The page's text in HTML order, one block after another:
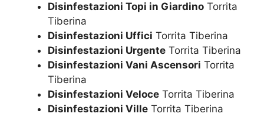
Disinfestazioni Topi in Giardino Torrita
Tiberina
Disinfestazioni Uffici Torrita Tiberina
Disinfestazioni Urgente Torrita Tiberina
Disinfestazioni Vani Ascensori Torrita
Tiberina
Disinfestazioni Veloce Torrita Tiberina
Disinfestazioni Ville Torrita Tiberina